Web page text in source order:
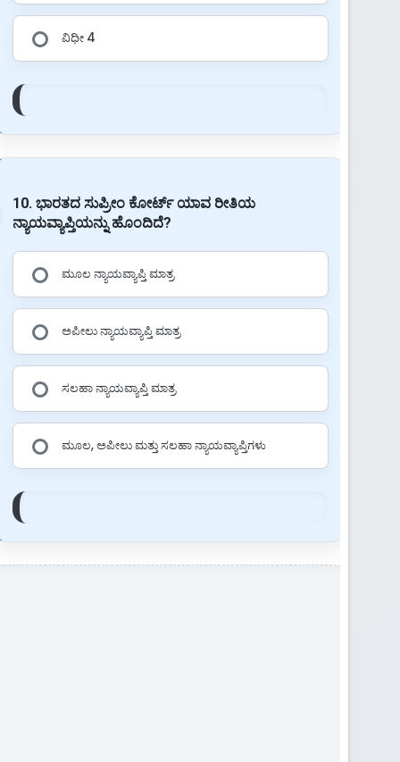
ವಿಧೀ 4
10. ಭಾರತದ ಸುಪ್ರೀಂ ಕೋರ್ಟ್ ಯಾವ ರೀತಿಯ
ನ್ಯಾಯವ್ಯಾಪ್ತಿಯನ್ನು ಹೊಂದಿದೆ?
ಮೂಲ ನ್ಯಾಯವ್ಯಾಪ್ತಿ ಮಾತ್ರ
ಅಪೀಲು ನ್ಯಾಯವ್ಯಾಪ್ತಿ ಮಾತ್ರ
ಸಲಹಾ ನ್ಯಾಯವ್ಯಾಪ್ತಿ ಮಾತ್ರ
ಮೂಲ, ಅಪೀಲು ಮತ್ತು ಸಲಹಾ ನ್ಯಾಯವ್ಯಾಪ್ತಿಗಳು